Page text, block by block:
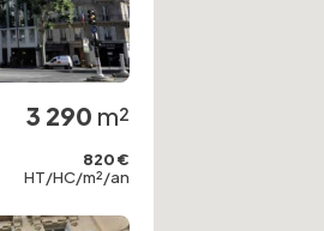
3 290 m²
820 €
HT/HC/m²/an